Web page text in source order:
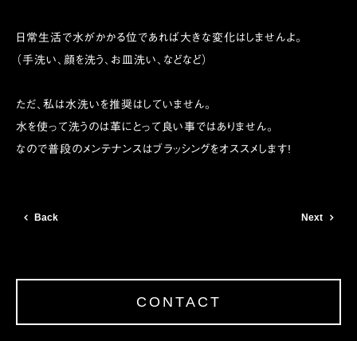
日常生活で水がかかる位であれば大きな変化はしませんよ。
（手洗い、顔を洗う、お皿洗い、などなど）
ただ、私は水洗いを推奨はしていません。
水を使って洗うのは革にとって良い事ではありません。
なので普段のメンテナンスはブラッシングをオススメします!
Back Next
CONTACT